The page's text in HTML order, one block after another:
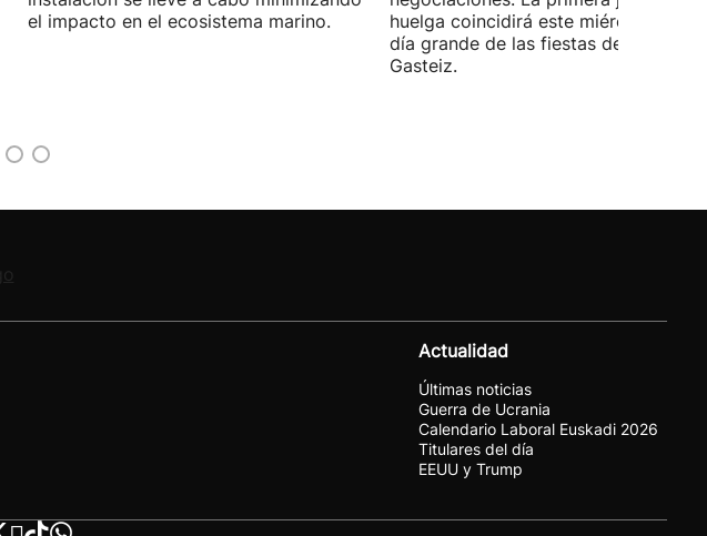
el impacto en el ecosistema marino.
huelga coincidirá este miércoles con
día grande de las fiestas de Vitoria-
Gasteiz.
Actualidad
Últimas noticias
Guerra de Ucrania
Calendario Laboral Euskadi 2026
Titulares del día
EEUU y Trump